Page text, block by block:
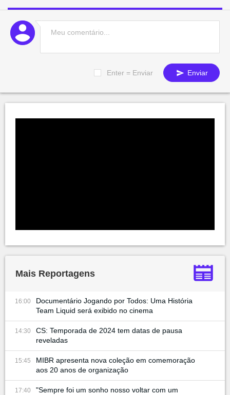
Enter = Enviar Enviar
Mais Reportagens
16:00
Documentário Jogando por Todos: Uma História
Team Liquid será exibido no cinema
14:30
CS: Temporada de 2024 tem datas de pausa
reveladas
15:45
MIBR apresenta nova coleção em comemoração
aos 20 anos de organização
17:40
"Sempre foi um sonho nosso voltar com um